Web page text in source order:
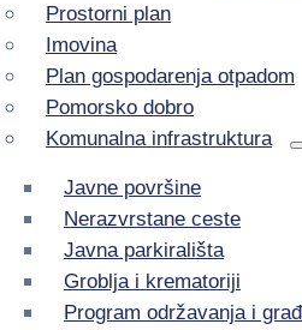
Prostorni plan
Imovina
Plan gospodarenja otpadom
Pomorsko dobro
Komunalna infrastruktura
Javne površine
Nerazvrstane ceste
Javna parkirališta
Groblja i krematoriji
Program održavanja i